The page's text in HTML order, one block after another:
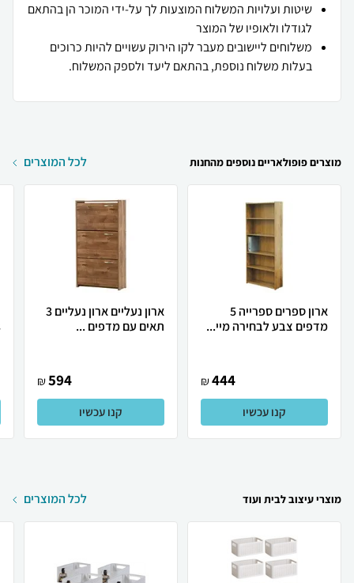
שיטות ועלויות המשלוח המוצעות לך על-ידי המוכר הן בהתאם
לגודלו ולאופיו של המוצר
משלוחים ליישובים מעבר לקו הירוק עשויים להיות כרוכים
בעלות משלוח נוספת, בהתאם ליעד ולספק המשלוח.
מוצרים פופולאריים נוספים מהחנות לכל המוצרים
ארון ספרים ספרייה 5
מדפים צבע לבחירה מיי...
444
₪
קנו עכשיו
ארון נעליים ארון נעליים 3
תאים עם מדפים ...
594
₪
קנו עכשיו
מוצרי עיצוב לבית ועוד לכל המוצרים